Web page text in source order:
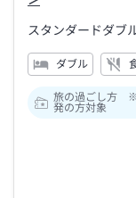
スタンダードダ
ダブル
旅の過ごし方
発の方対象